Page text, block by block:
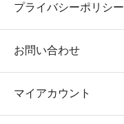
プライバシーポリシー
お問い合わせ
マイアカウント